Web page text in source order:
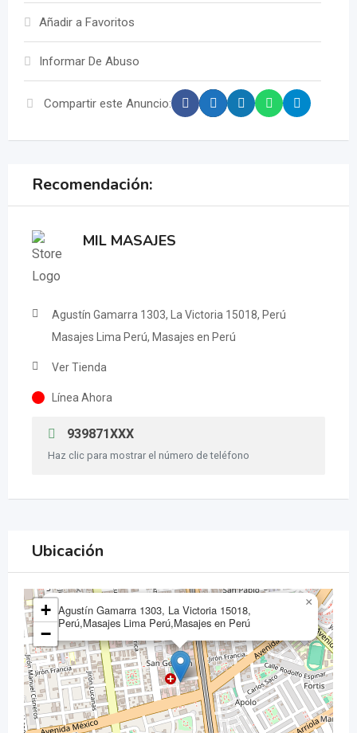
Añadir a Favoritos
Informar De Abuso
Compartir este Anuncio:
Recomendación:
MIL MASAJES
Agustín Gamarra 1303, La Victoria 15018, Perú
Masajes Lima Perú, Masajes en Perú
Ver Tienda
Línea Ahora
939871XXX
Haz clic para mostrar el número de teléfono
Ubicación
Agustín Gamarra 1303, La Victoria 15018,
Perú,Masajes Lima Perú,Masajes en Perú
×
+
−